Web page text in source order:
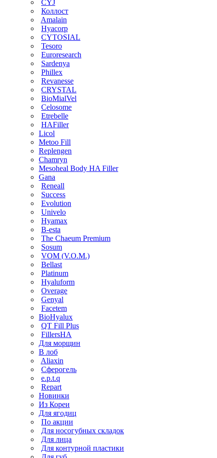
CYJ
Коллост
Amalain
Hyacorp
CYTOSIAL
Tesoro
Euroresearch
Sardenya
Phillex
Revanesse
CRYSTAL
BioMialVel
Celosome
Etrebelle
HAFiller
Licol
Metoo Fill
Replengen
Chamryn
Mesoheal Body HA Filler
Gana
Reneall
Success
Evolution
Univelo
Hyamax
B-esta
The Chaeum Premium
Sosum
VOM (V.O.M.)
Bellast
Platinum
Hyaluform
Overage
Genyal
Facetem
BioHyalux
QT Fill Plus
FillersHA
Для морщин
В лоб
Aliaxin
Сферогель
e.p.t.q
Repart
Новинки
Из Кореи
Для ягодиц
По акции
Для носогубных складок
Для лица
Для контурной пластики